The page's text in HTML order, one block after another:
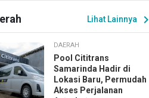
Lihat Lainnya chevron_right
DAERAH
Pool Cititrans
Samarinda Hadir di
Lokasi Baru, Permudah
Akses Perjalanan